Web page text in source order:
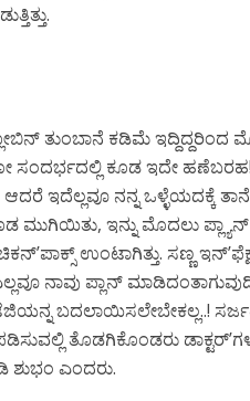
ತುಂಬಾನೆ ಕಡಿಮೆ ಇದ್ದಿದ್ದರಿಂದ
ಸಂದರ್ಭದಲ್ಲಿ ಕೂಡ ಇದೇ ಹಣೆಬರಹ!
ಆದರೆ ಇದೆಲ್ಲವೂ ನನ್ನ ಒಳ್ಳೆಯದಕ್ಕೆ
ಮುಗಿಯಿತು, ಇನ್ನು ಮೊದಲು
ಉಂಟಾಗಿತ್ತು. ಸಣ್ಣ
ನಾವು ಪ್ಲಾನ್
ಬದಲಾಯಿಸಲೇಬೇಕಲ್ಲ..!
ತೊಡಗಿಕೊಂಡರು
ಎಂದರು.